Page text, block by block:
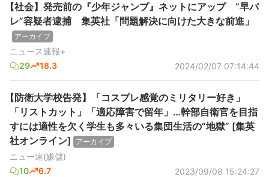
【社会】発売前の『少年ジャンプ』ネットにアップ “早バ
レ”容疑者逮捕 集英社「問題解決に向けた大きな前進」
アーカイブ
ニュース速報+
29
18.3 2024/02/07 07:14:44
【防衛大学校告発】「コスプレ感覚のミリタリー好き」
「リストカット」「適応障害で留年」…幹部自衛官を目指
すには適性を欠く学生も多々いる集団生活の“地獄” [集英
社オンライン]
アーカイブ
ニュー速(嫌儲)
10
6.7 2023/09/08 15:24:27